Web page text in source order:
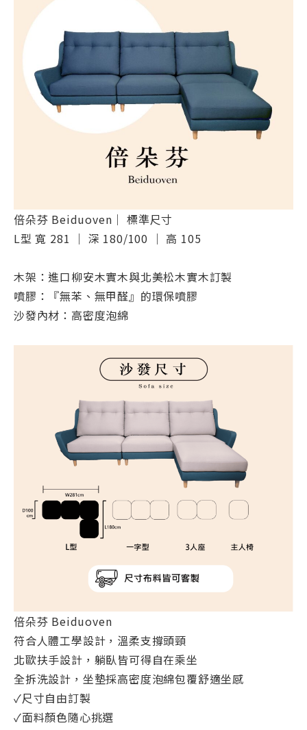
倍朵芬 Beiduoven｜ 標準尺寸
L型 寬 281 ｜ 深 180/100 ｜ 高 105
木架：進口柳安木實木與北美松木實木訂製
噴膠：『無苯、無甲醛』的環保噴膠
沙發內材：高密度泡綿
倍朵芬 Beiduoven
符合人體工學設計，溫柔支撐頭頸
北歐扶手設計，躺臥皆可得自在乘坐
全拆洗設計，坐墊採高密度泡綿包覆舒適坐感
✓尺寸自由訂製
✓面料顏色隨心挑選